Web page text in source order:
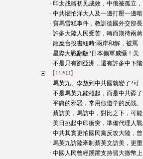
· 印太战略初见成效，中俄被孤立，
· 中共懼怕洋大人及一邊打壓一邊暗
· 寶馬雪糕事件，教訓德國外交部長
· 許多大陸人民受苦，轉而期待兩蔣
· 龍應台投書紐時:兩岸和解，被罵
· 星際大戰翻版?日本擴軍威懾！美
· 不是只有劉亞洲，還有許多中下階
【11203】
· 馬英九、李敖到中共國就變了?可
· 不是馬英九能雄起，而是中共孬了
· 平庸的邪恶，常用假道学的反战、
· 蔡訪美，馬訪中，對比之下，可能
· 美日挑起中印衝突，準備代理人戰
· 中共其實更怕國民黨反攻大陸，曾
· 馬英九訪陸牽制蔡英文訪美，更重
· 中國人民曾經踴躍支持習大撒幣上